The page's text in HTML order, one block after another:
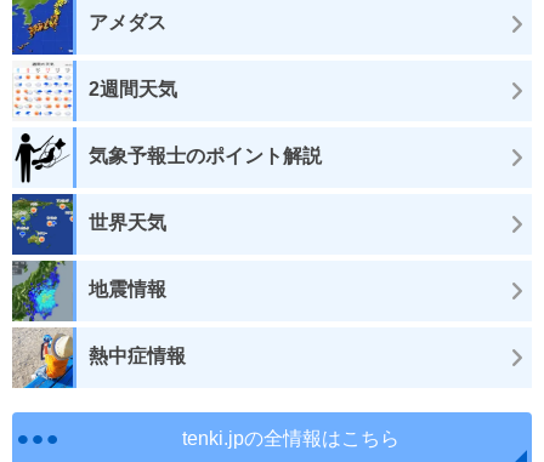
アメダス
2週間天気
気象予報士のポイント解説
世界天気
地震情報
熱中症情報
tenki.jpの全情報はこちら